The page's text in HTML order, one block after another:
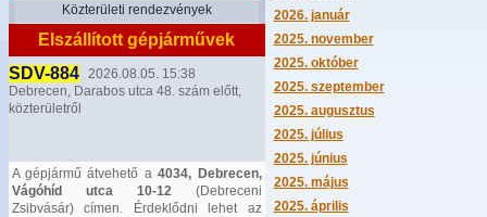
Közterületi rendezvények
Elszállított gépjárművek
SDV-884
2026.08.05. 15:38
Debrecen, Darabos utca 48. szám előtt,
közterületről
A gépjármű átvehető a4034, Debrecen,
Vágóhíd utca 10-12(Debreceni
Zsibvásár) címen. Érdeklődni lehet az
2026. január
2025. november
2025. október
2025. szeptember
2025. augusztus
2025. július
2025. június
2025. május
2025. április